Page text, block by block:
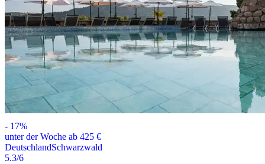
- 17%
unter der Woche ab 425 €
DeutschlandSchwarzwald
5.3/6